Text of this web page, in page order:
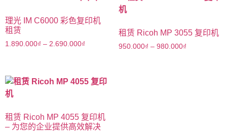
理光 IM C6000 彩色复印机
租赁
1.890.000₫ – 2.690.000₫
租赁 Ricoh MP 3055 复印机
950.000₫ – 980.000₫
租赁 Ricoh MP 4055 复印机
– 为您的企业提供高效解决